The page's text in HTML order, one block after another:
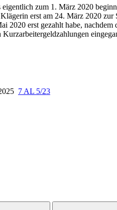
zum 1. März 2020
erst am 24. März 2020
2020 erst gezahlt habe,
7 AL 5/23